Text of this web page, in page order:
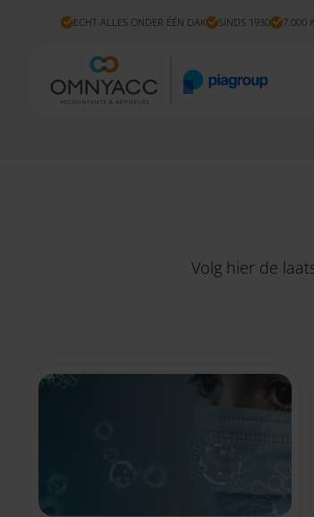
ECHT ALLES ONDER ÉÉN DAK SINDS 1930 7.000
Volg hier de